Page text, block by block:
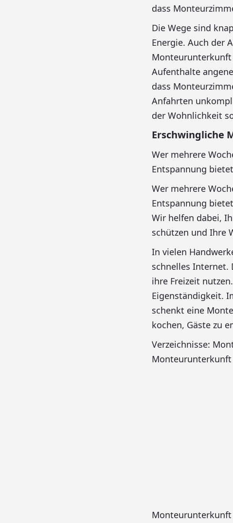
dass
Die Wege sind
Energie. Auch der
Aufenthalte
dass
Anfahrten
der Wohnlichkeit
Erschwingliche
Wer mehrere
Entspannung
Wer mehrere
Entspannung
Wir helfen dabei,
schützen und Ihre
In vielen
schnelles Internet.
ihre Freizeit
Eigenständigkeit.
schenkt eine
kochen, Gäste zu
Verzeichnisse:
Monteurunterkunft
Monteurunterkunft